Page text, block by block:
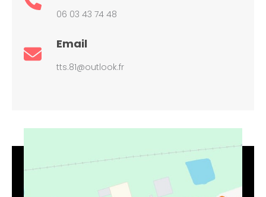
06 03 43 74 48
Email
tts.81@outlook.fr